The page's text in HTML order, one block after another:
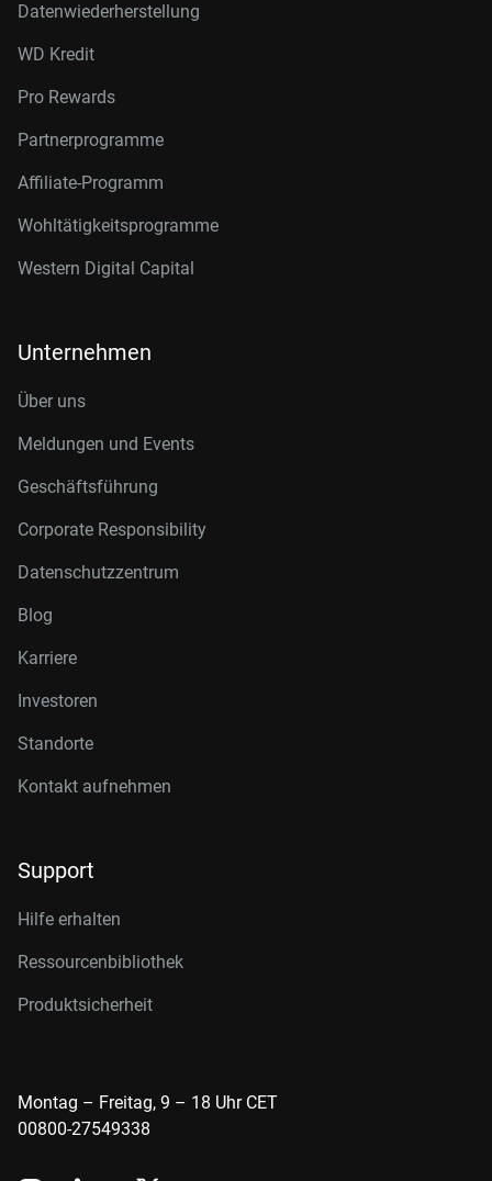
Datenwiederherstellung
WD Kredit
Pro Rewards
Partnerprogramme
Affiliate-Programm
Wohltätigkeitsprogramme
Western Digital Capital
Unternehmen
Über uns
Meldungen und Events
Geschäftsführung
Corporate Responsibility
Datenschutzzentrum
Blog
Karriere
Investoren
Standorte
Kontakt aufnehmen
Support
Hilfe erhalten
Ressourcenbibliothek
Produktsicherheit
Montag – Freitag, 9 – 18 Uhr CET
00800-27549338